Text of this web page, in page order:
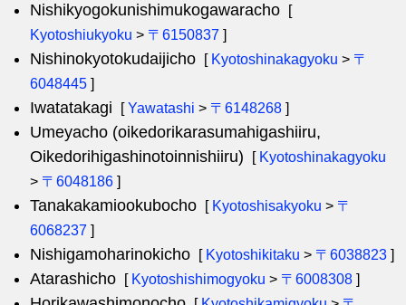
Nishikyogokunishimukogawaracho
[
Kyotoshiukyoku > 〒6150837 ]
Nishinokyotokudaijicho [ Kyotoshinakagyoku > 〒
6048445 ]
Iwatatakagi [Yawatashi > 〒6148268 ]
Umeyacho (oikedorikarasumahigashiiru,
Oikedorihigashinotoinnishiiru)
[ Kyotoshinakagyoku
> 〒6048186 ]
Tanakakamiookubocho [ Kyotoshisakyoku > 〒
6068237 ]
Nishigamoharinokicho [ Kyotoshikitaku > 〒6038823 ]
Atarashicho [ Kyotoshishimogyoku > 〒6008308 ]